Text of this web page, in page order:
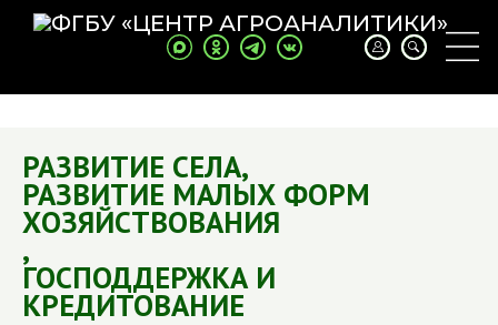
РАЗВИТИЕ СЕЛА,
РАЗВИТИЕ МАЛЫХ ФОРМ
ХОЗЯЙСТВОВАНИЯ
,
ГОСПОДДЕРЖКА И
КРЕДИТОВАНИЕ